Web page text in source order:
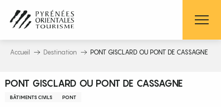
contenu
principal
Accueil Destination PONT GISCLARD OU PONT DE CASSAGNE
PONT GISCLARD OU PONT DE CASSAGNE
BÂTIMENTS CIVILS PONT